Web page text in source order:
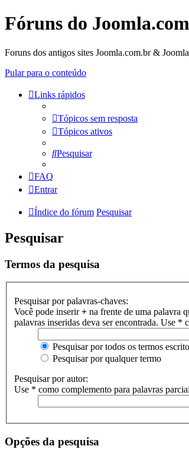
Fóruns do
Foruns dos antigos sites Joomla.com.br &
Pular para o conteúdo
Links rápidos
Tópicos sem resposta
Tópicos ativos
Pesquisar
FAQ
Entrar
Índice do fórum Pesquisar
Pesquisar
Termos da pesquisa
Pesquisar por palavras-chaves:
Você pode inserir+ na frente de uma palavra
palavras inseridas deva ser encontrada. Use *
Pesquisar por todos os termos
Pesquisar por qualquer termo
Pesquisar por autor:
Use * como complemento para palavras
Opções da pesquisa